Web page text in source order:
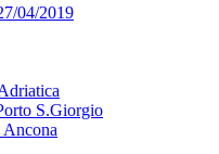
04/2019
S.Giorgio